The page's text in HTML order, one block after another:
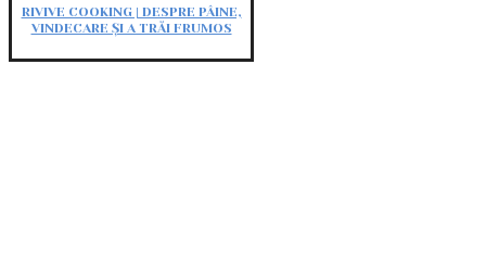
RIVIVE COOKING | DESPRE PÂINE,
VINDECARE ȘI A TRĂI FRUMOS